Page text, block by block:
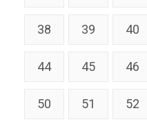
38 39 40
44 45 46
50 51 52